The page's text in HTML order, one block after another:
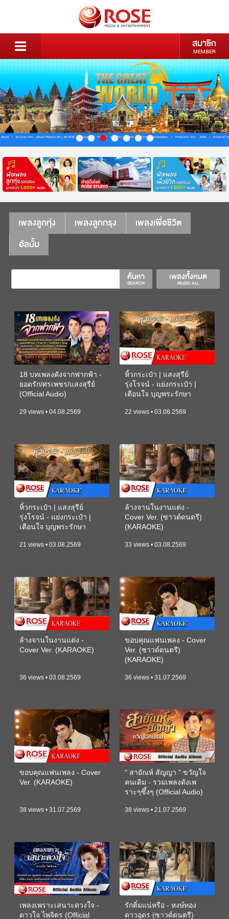
สมาชิก
MEMBER
เพลงลูกทุ่ง เพลงลูกกรุง
เพลงเพื่อชีวิต
อัลบั้ม
เพลงทั้งหมด
MUSIC ALL
ค้นหา
SEARCH
18 บทเพลงดังจากฟากฟ้า -
ยอดรัก/ศรเพชร/แสงสุรีย์
(Official Audio)
29 views • 04.08.2569
หิ้วกระเป๋า | แสงสุรีย์
รุ่งโรจน์ - แย่งกระเป๋า |
เตือนใจ บุญพระรักษา
22 views • 03.08.2569
หิ้วกระเป๋า | แสงสุรีย์
รุ่งโรจน์ - แย่งกระเป๋า |
เตือนใจ บุญพระรักษา
21 views • 03.08.2569
ล้างจานในงานแต่ง -
Cover Ver. (ซาวด์ดนตรี)
(KARAOKE)
33 views • 03.08.2569
ล้างจานในงานแต่ง -
Cover Ver. (KARAOKE)
36 views • 03.08.2569
ขอบคุณแฟนเพลง - Cover
Ver. (ซาวด์ดนตรี)
(KARAOKE)
36 views • 31.07.2569
ขอบคุณแฟนเพลง - Cover
Ver. (KARAOKE)
38 views • 31.07.2569
" สายัณห์ สัญญา " ขวัญใจ
คนเดิม - รวมเพลงดังเพ
ราะๆซึ้งๆ (Official Audio)
38 views • 21.07.2569
เพลงเพราะเสนาะดวงใจ -
ดาวใจ ไพจิตร (Official
รักติ๋มแน่หรือ - หงษ์ทอง
ดาวอุดร (ซาวด์ดนตรี)